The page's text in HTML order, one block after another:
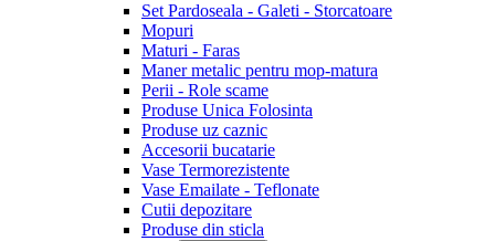
Set Pardoseala - Galeti - Storcatoare
Mopuri
Maturi - Faras
Maner metalic pentru mop-matura
Perii - Role scame
Produse Unica Folosinta
Produse uz caznic
Accesorii bucatarie
Vase Termorezistente
Vase Emailate - Teflonate
Cutii depozitare
Produse din sticla